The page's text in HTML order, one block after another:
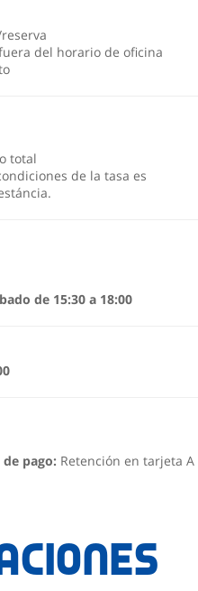
del horario de oficina
total
de la tasa es
de 15:30 a 18:00
pago: Retención en tarjeta A